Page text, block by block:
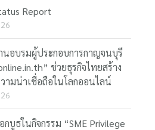
Report
นอบรมผู้ประกอบการกาญจนบุรี
ช่วยธุรกิจไทยสร้าง
ามน่าเชื่อถือในโลกออนไลน์
บูธในกิจกรรม “SME Privilege